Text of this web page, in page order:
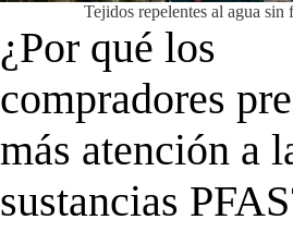
Tejidos repelentes al agua sin
¿Por qué los
compradores
más atención a
sustancias